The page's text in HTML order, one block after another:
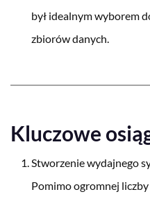
był idealnym wyborem
zbiorów danych.
Kluczowe
Stworzenie wydajnego
Pomimo ogromnej